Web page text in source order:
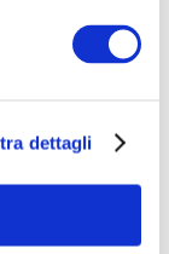
dettagli